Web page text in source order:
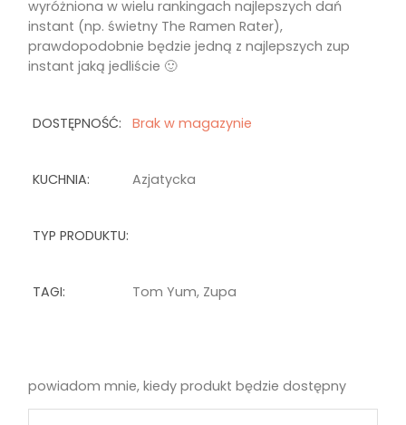
wyróżniona w wielu rankingach najlepszych dań
instant (np. świetny The Ramen Rater),
prawdopodobnie będzie jedną z najlepszych zup
instant jaką jedliście 🙂
DOSTĘPNOŚĆ: Brak w magazynie
KUCHNIA: Azjatycka
TYP PRODUKTU:
TAGI: Tom Yum, Zupa
powiadom mnie, kiedy produkt będzie dostępny